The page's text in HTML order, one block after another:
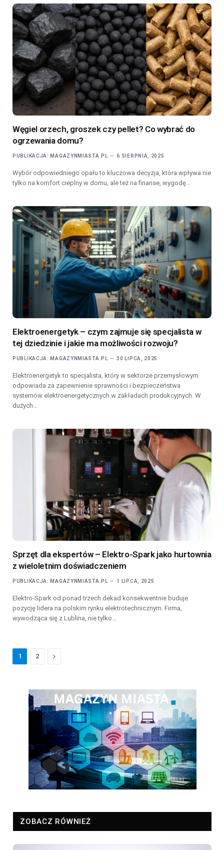
Węgiel orzech, groszek czy pellet? Co wybrać do
ogrzewania domu?
PUBLIKACJA: MAGAZYNMIASTA.PL 6 SIERPNIA, 2025
Wybór odpowiedniego opału to kluczowa decyzja, która wpływa nie
tylko na komfort cieplny w domu, ale też na finanse, wygodę…
Elektroenergetyk – czym zajmuje się specjalista w
tej dziedzinie i jakie ma możliwości rozwoju?
PUBLIKACJA: MAGAZYNMIASTA.PL 30 LIPCA, 2025
Elektroenergetyk to specjalista, który w sektorze przemysłowym
odpowiada za zapewnienie sprawności i bezpieczeństwa
systemów elektroenergetycznych w zakładach produkcyjnych. W
dużych…
Sprzęt dla ekspertów – Elektro-Spark jako hurtownia
z wieloletnim doświadczeniem
PUBLIKACJA: MAGAZYNMIASTA.PL 1 LIPCA, 2025
Elektro-Spark od ponad trzech dekad konsekwentnie buduje
pozycję lidera na polskim rynku elektrotechnicznym. Firma,
wywodząca się z Lublina, nie tylko…
1 2 Next
ZOBACZ RÓWNIEŻ